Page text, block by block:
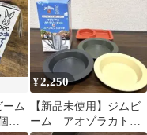
ーム
セ
¥2,250
【新品未使用】ジムビ
ーム アオゾラカトラ